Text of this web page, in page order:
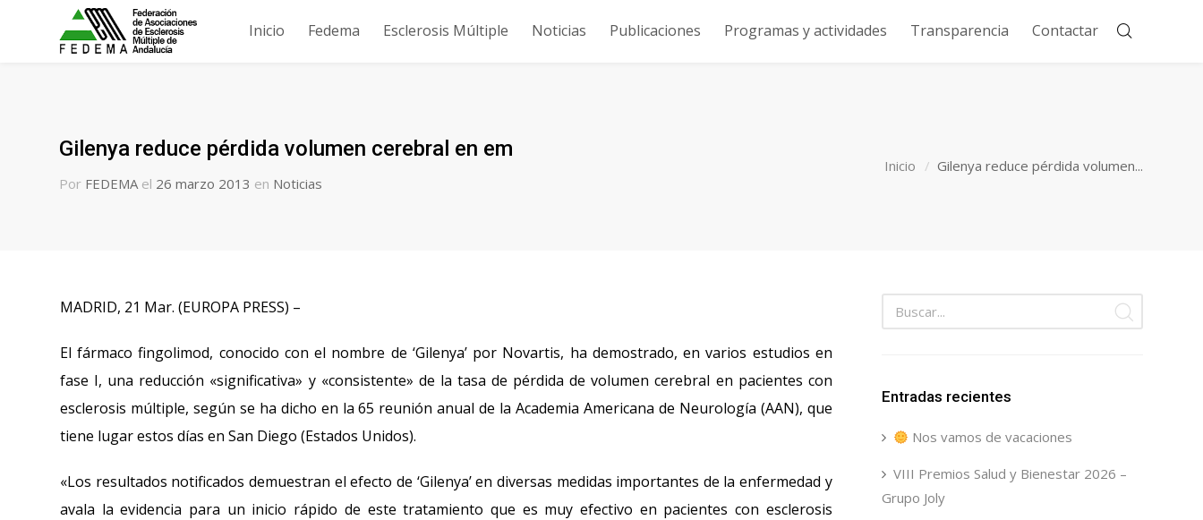
Inicio Fedema Esclerosis Múltiple Noticias Publicaciones Programas y actividades Transparencia Contactar
Gilenya reduce pérdida volumen cerebral en em
Por FEDEMA el 26 marzo 2013 en Noticias
Inicio Gilenya reduce pérdida volumen...
MADRID, 21 Mar. (EUROPA PRESS) –
El fármaco fingolimod, conocido con el nombre de ‘Gilenya’ por Novartis, ha demostrado, en varios estudios en
fase I, una reducción «significativa» y «consistente» de la tasa de pérdida de volumen cerebral en pacientes con
esclerosis múltiple, según se ha dicho en la 65 reunión anual de la Academia Americana de Neurología (AAN), que
tiene lugar estos días en San Diego (Estados Unidos).
«Los resultados notificados demuestran el efecto de ‘Gilenya’ en diversas medidas importantes de la enfermedad y
avala la evidencia para un inicio rápido de este tratamiento que es muy efectivo en pacientes con esclerosis
Entradas recientes
Nos vamos de vacaciones
VIII Premios Salud y Bienestar 2026 –
Grupo Joly